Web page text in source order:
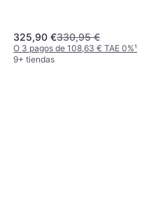
325,90 €330,95 €
O 3 pagos de 108,63 € TAE 0%¹
9+ tiendas